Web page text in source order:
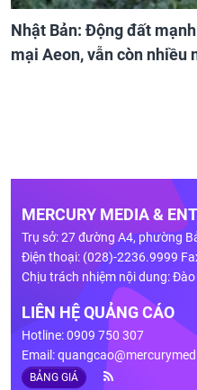
Nhật Bản: Động đất
mại Aeon, vẫn còn nhiều
MERCURY MEDIA &
Trụ sở: 27 đường A4, phường
Điện thoại: (028)-2236.9999
Chịu trách nhiệm nội dung:
LIÊN HỆ QUẢNG CÁO
Hotline: 0909 750 307
Email:
BẢNG GIÁ